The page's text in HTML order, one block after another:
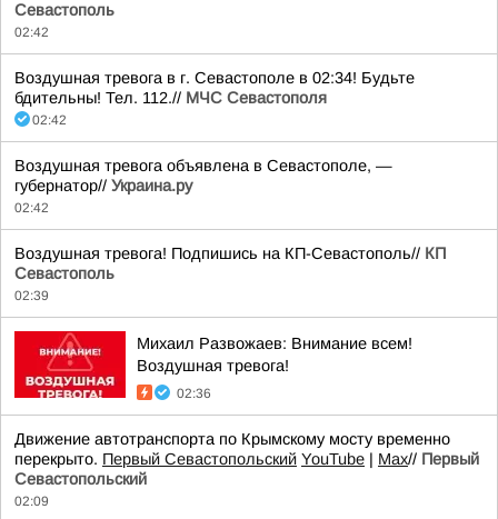
Севастополь
02:42
Воздушная тревога в г. Севастополе в 02:34! Будьте
бдительны! Тел. 112.// МЧС Севастополя
02:42
Воздушная тревога объявлена в Севастополе, —
губернатор// Украина.ру
02:42
Воздушная тревога! Подпишись на КП-Севастополь// КП
Севастополь
02:39
Михаил Развожаев: Внимание всем!
Воздушная тревога!
02:36
Движение автотранспорта по Крымскому мосту временно
перекрыто. Первый Севастопольский YouTube | Max// Первый
Севастопольский
02:09